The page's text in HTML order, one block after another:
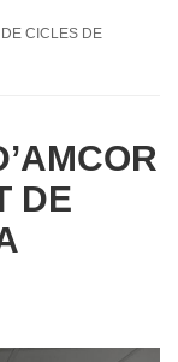
DE CICLES DE
DE